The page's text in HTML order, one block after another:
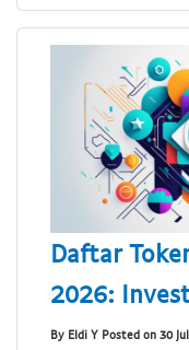
Daftar
2026:
By Eldi Y Posted on 30